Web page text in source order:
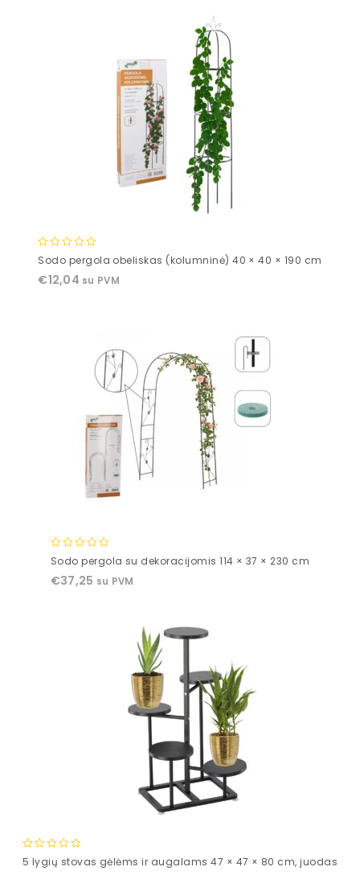
0
of
Sodo pergola obeliskas (kolumninė) 40 × 40 × 190 cm
€12,04 su PVM
0
of
Sodo pergola su dekoracijomis 114 × 37 × 230 cm
€37,25 su PVM
0
5 lygių stovas gėlėms ir augalams 47 × 47 × 80 cm, juodas